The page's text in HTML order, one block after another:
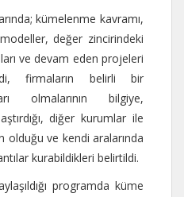
kümelenme kavramı,
değer zincirindeki
ve devam eden projeleri
firmaların belirli bir
olmalarının bilgiye,
diğer kurumlar ile
olduğu ve kendi aralarında
kurabildikleri belirtildi.
programda küme